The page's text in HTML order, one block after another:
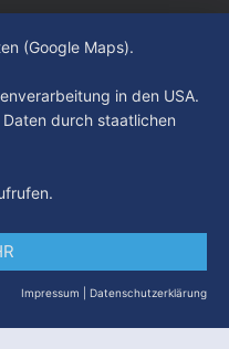
(Google Maps).
in den USA.
durch staatlichen
Impressum Datenschutzerklärung